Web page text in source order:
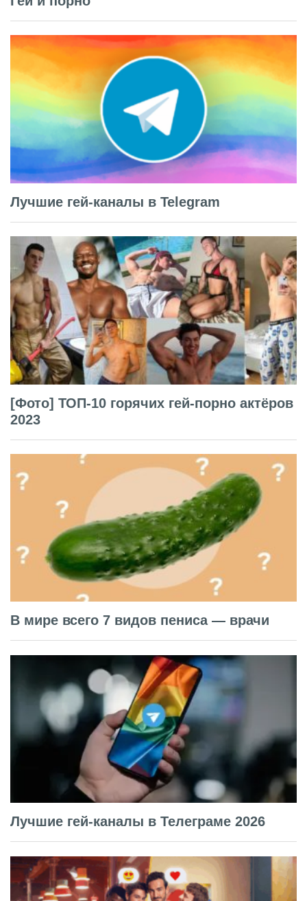
Лучшие гей-каналы в Telegram
[Фото] ТОП-10 горячих гей-порно актёров
2023
В мире всего 7 видов пениса — врачи
Лучшие гей-каналы в Телеграме 2026